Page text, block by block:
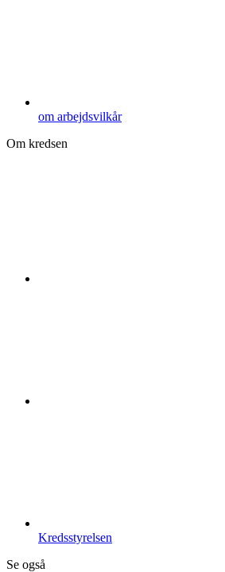
om arbejdsvilkår
Om kredsen
Kredsstyrelsen
Se også